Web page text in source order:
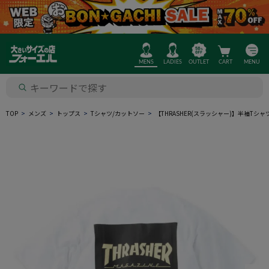
MENS LADIES OUTLET CART MENU
TOP メンズ トップス Tシャツ/カットソー 【THRASHER(スラッシャー)】半袖Tシ